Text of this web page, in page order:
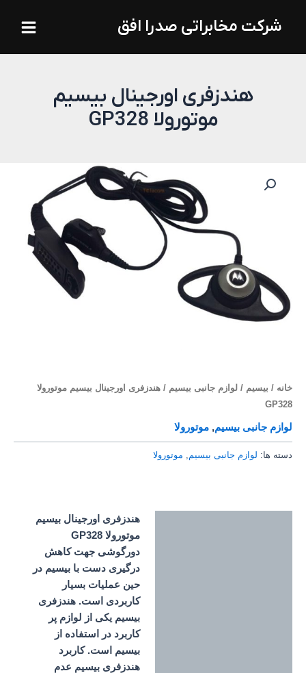
شرکت مخابراتی صدرا افق
Menu
هندزفری اورجینال بیسیم
موتورولا GP328
خانه / بیسیم / لوازم جانبی بیسیم / هندزفری اورجینال بیسیم موتورولا
GP328
لوازم جانبی بیسیم, موتورولا
دسته ها: لوازم جانبی بیسیم موتورولا
هندزفری اورجینال بیسیم
موتورولا GP328
دورگوشی جهت کاهش
درگیری دست با بیسیم در
حین عملیات بسیار
کاربردی است. هندزفری
بیسیم یکی از لوازم پر
کاربرد در استفاده از
بیسیم است. کاربرد
هندزفری بیسیم عدم